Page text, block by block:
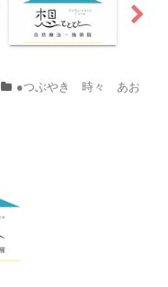
●つぶやき 時々 あお